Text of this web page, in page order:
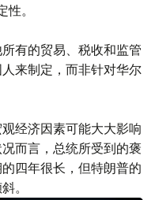
。
有的贸易、税收和监管
来制定，而非针对华尔
经济因素可能大大影响
而言，总统所受到的褒
四年很长，但特朗普的
。